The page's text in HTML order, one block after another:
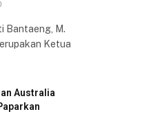
Bantaeng, M.
Ketua
Australia